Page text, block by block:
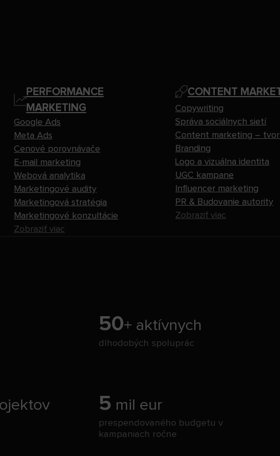
PERFORMANCE
MARKETING
Google Ads
Meta Ads
Cenové porovnávače
E-mail marketing
Webová analytika
Marketingové audity
Marketingová stratégia
Marketingové konzultácie
Zobraziť viac
CONTENT
Copywriting
Správa sociálnych sietí
Content marketing –
Branding
Logo a vizuálna identita
UGC kampane
Influencer marketing
PR & Budovanie autority
Zobraziť viac
50+ aktívnych
dlhodobých spoluprác
5 mil eur
prespendovaného budgetu v
kampaniach ročne